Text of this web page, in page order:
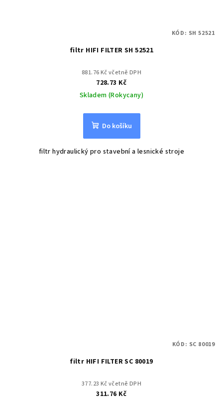
filtr HIFI FILTER SH 52521
881.76 Kč včetně DPH
728.73 Kč
Skladem (Rokycany)
Do košíku
filtr hydraulický pro stavební a lesnické stroje
KÓD: SH 52521
filtr HIFI FILTER SC 80019
377.23 Kč včetně DPH
311.76 Kč
KÓD: SC 80019